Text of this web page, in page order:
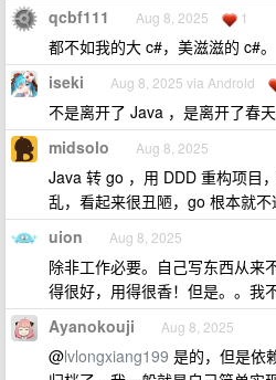
qcbf111 Aug 8, 2025 1
都不如我的大 c#，美滋滋的 c#。
iseki Aug 8, 2025 via Android
不是离开了 Java ，是离开了春天
midsolo Aug 8, 2025
Java 转 go ，用 DDD 重构项目
乱，看起来很丑陋，go 根本就
uion Aug 8, 2025
除非工作必要。自己写东西从来
得很好，用得很香！但是。。我
Ayanokouji Aug 8, 2025
@lvlongxiang199 是的，但是依